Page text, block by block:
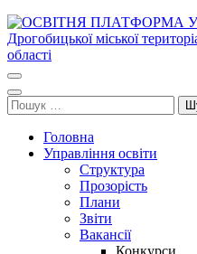
Дрогобицької міської
Пошук:
Головна
Управління освіти
Структура
Прозорість
Плани
Звіти
Вакансії
Конкурси